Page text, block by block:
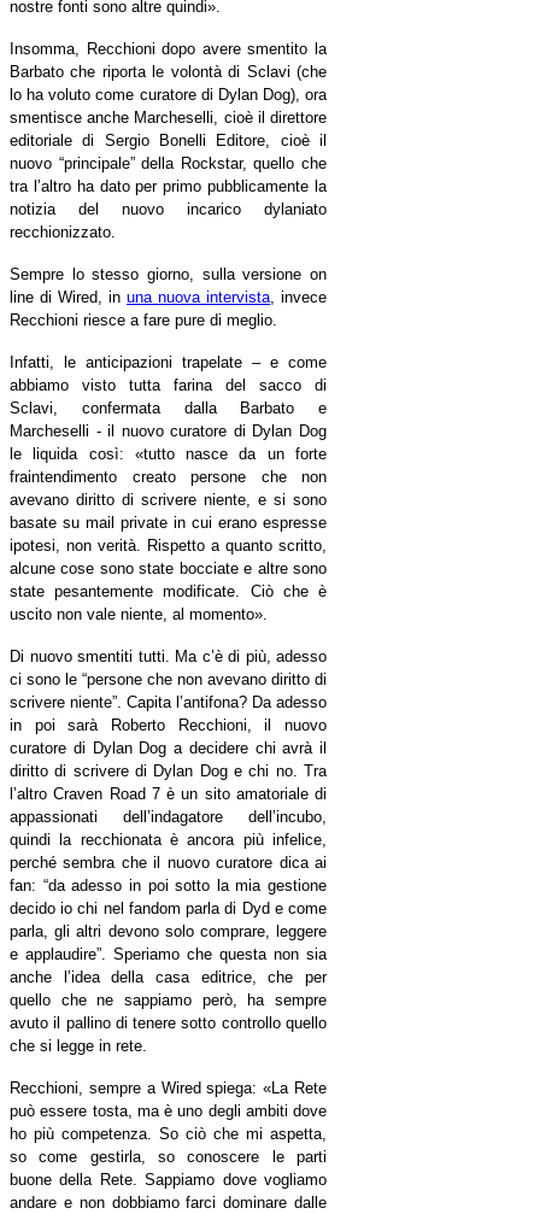
nostre fonti sono altre quindi»
Insomma, Recchioni dopo avere smentito la
Barbato che riporta le volontà di Sclavi (che
lo ha voluto come curatore di Dylan Dog), ora
smentisce anche Marcheselli, cioè il direttore
editoriale di Sergio Bonelli Editore, cioè il
nuovo “principale” della Rockstar, quello che
tra l’altro ha dato per primo pubblicamente la
notizia del nuovo incarico dylaniato
recchionizzato.
Sempre lo stesso giorno, sulla versione on
line di Wired, inuna nuova intervista , invece
Recchioni riesce a fare pure di meglio.
Infatti, le anticipazioni trapelate – e come
abbiamo visto tutta farina del sacco di
Sclavi, confermata dalla Barbato e
Marcheselli - il nuovo curatore di Dylan Dog
le liquida così: «tutto nasce da un forte
fraintendimento creato persone che non
avevano diritto di scrivere niente, e si sono
basate su mail private in cui erano espresse
ipotesi, non verità. Rispetto a quanto scritto,
alcune cose sono state bocciate e altre sono
state pesantemente modificate. Ciò che è
uscito non vale niente, al momento»
Di nuovo smentiti tutti. Ma c’è di più, adesso
ci sono le “persone che non avevano diritto di
scrivere niente”. Capita l’antifona? Da adesso
in poi sarà Roberto Recchioni, il nuovo
curatore di Dylan Dog a decidere chi avrà il
diritto di scrivere di Dylan Dog e chi no. Tra
l’altro Craven Road 7 è un sito amatoriale di
appassionati dell’indagatore dell’incubo,
quindi la recchionata è ancora più infelice,
perché sembra che il nuovo curatore dica ai
fan: “da adesso in poi sotto la mia gestione
decido io chi nel fandom parla di Dyd e come
parla, gli altri devono solo comprare, leggere
e applaudire”. Speriamo che questa non sia
anche l’idea della casa editrice, che per
quello che ne sappiamo però, ha sempre
avuto il pallino di tenere sotto controllo quello
che si legge in rete.
Recchioni, sempre a Wired spiega: «La Rete
può essere tosta, ma è uno degli ambiti dove
ho più competenza. So ciò che mi aspetta,
so come gestirla, so conoscere le parti
buone della Rete. Sappiamo dove vogliamo
andare e non dobbiamo farci dominare dalle